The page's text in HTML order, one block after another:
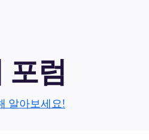
럼
알아보세요!